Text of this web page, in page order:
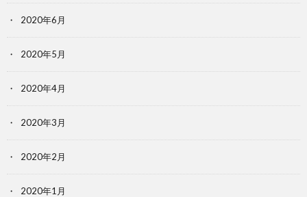
2020年6月
2020年5月
2020年4月
2020年3月
2020年2月
2020年1月